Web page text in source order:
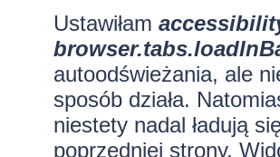
Ustawiłam
autoodświeżania, ale
sposób działa.
niestety nadal ładują
poprzedniej strony.